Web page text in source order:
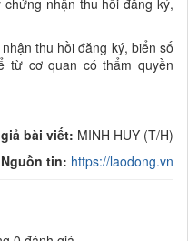
thu hồi đăng ký, biển số
từ cơ quan có thẩm quyền
bài viết: MINH HUY (T/H)
Nguồn tin: https://laodong.vn